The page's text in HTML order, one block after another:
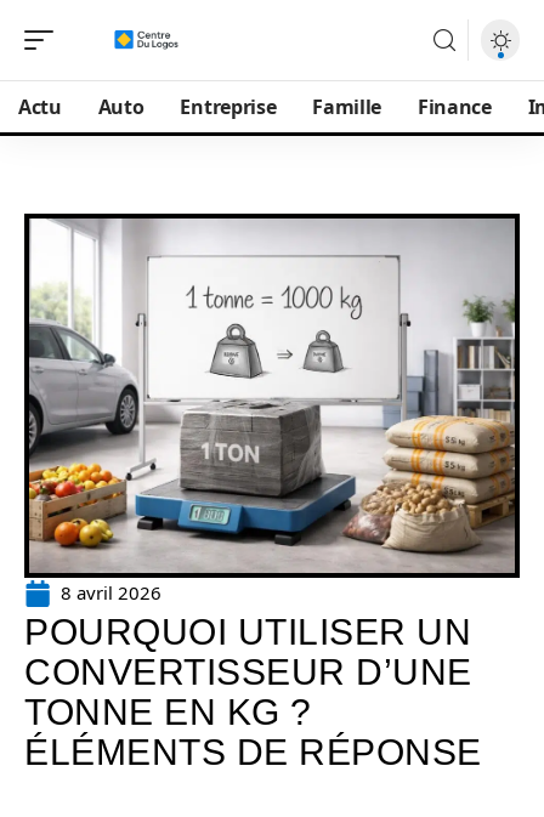
Actu Auto Entreprise Famille Finance
8 avril 2026
POURQUOI UTILISER UN
CONVERTISSEUR D’UNE
TONNE EN KG ?
ÉLÉMENTS DE RÉPONSE